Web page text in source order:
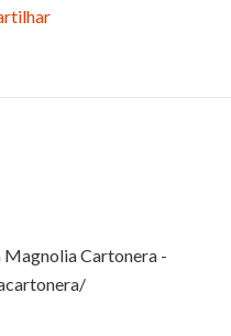
Magnolia Cartonera -